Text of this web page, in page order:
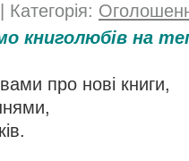
книголюбів на
про нові книги,